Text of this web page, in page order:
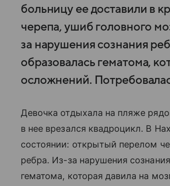
больницу ее доставили в
черепа, ушиб головного
за нарушения сознания
образовалась гематома,
осложнений.
Девочка отдыхала на пляже
в нее врезался квадроцикл. В
состоянии: открытый перелом
ребра. Из-за нарушения
гематома, которая давила на